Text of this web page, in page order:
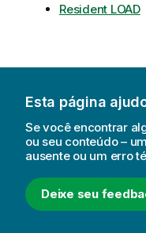
Resident LOAD
Esta página
Se você encontrar
ou seu conteúdo –
ausente ou um erro
Deixe seu